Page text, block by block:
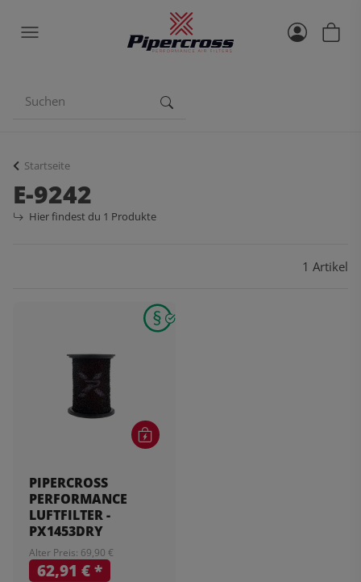
Startseite
E-9242
Hier findest du 1 Produkte
1 Artikel
PIPERCROSS
PERFORMANCE
LUFTFILTER -
PX1453DRY
Alter Preis: 69,90 €
62,91 €*